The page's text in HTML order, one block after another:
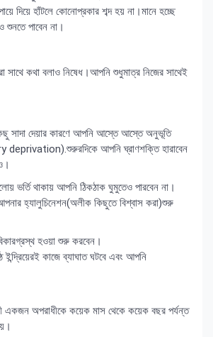
দিয়ে হাঁটলে কোনোপ্রকার শব্দ হয় না।মানে হচ্ছে
শুনতে পাবেন না।
সাথে কথা বলাও নিষেধ।আপনি শুধুমাত্র নিজের সাথেই
সাদা দেয়ার কারণে আপনি আস্তে আস্তে অনুভূতি
deprivation).শুরুরদিকে আপনি ঘ্রাণশক্তি হারাবেন
ভর্তি থাকায় আপনি ঠিকঠাক ঘুমুতেও পারবেন না।
হ্যালুচিনেশন(অলীক কিছুতে বিশ্বাস করা)শুরু
হওয়া শুরু করবেন।
কাজে ব্যাঘাত ঘটবে এবং আপনি
একজন অপরাধীকে কয়েক মাস থেকে কয়েক বছর পর্যন্ত